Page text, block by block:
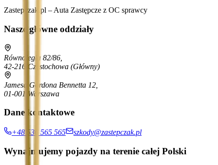
Zastepczak.pl – Auta Zastępcze z OC sprawcy
Nasze główne oddziały
Równoległa 82/86,
42-216 Częstochowa (Główny)
Jamesa Gordona Bennetta 12,
01-001 Warszawa
Dane kontaktowe
+48 536 565 565 szkody@zastepczak.pl
Wynajmujemy pojazdy na terenie całej Polski